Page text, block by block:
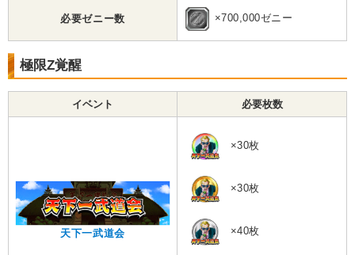
トランクス＆悟天
7.0 点
ATK+15%
【一致するリンクスキル(
)】
【一致するカテゴリー(5)】
混血サイヤ人
融合/合体戦士
地球育ちの戦士
【発動リンク効果】
・気力+3
・ATK+15%
【一致するリンクスキル(4)】
必要ゼニー数 ×700,000ゼニー
極限Z覚醒
イベント 必要枚数
天下一武道会
×30枚
×30枚
×40枚